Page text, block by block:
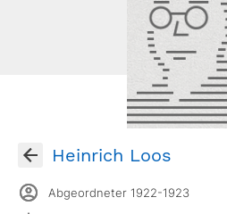
Heinrich Loos
Abgeordneter 1922-1923